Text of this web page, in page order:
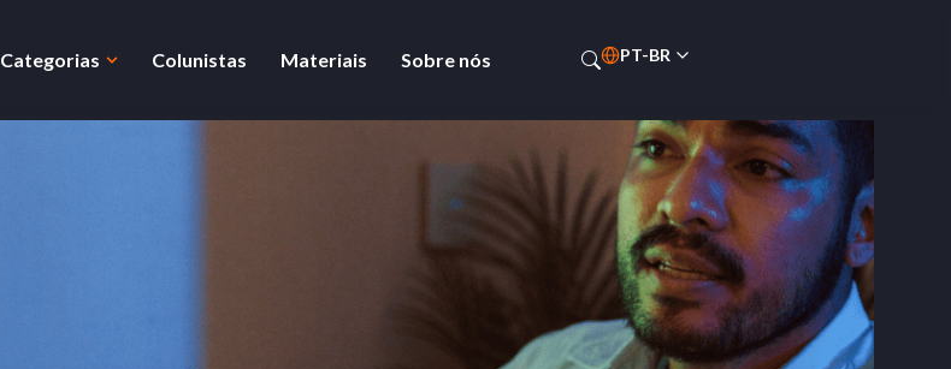
Categorias Colunistas Materiais Sobre nós PT-BR